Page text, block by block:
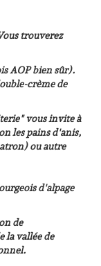
trouverez
AOP bien sûr).
crème de
vous invite à
les pains d'anis,
ou autre
d'alpage
de
la vallée de